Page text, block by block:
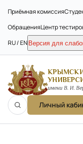
Приёмная комиссия
ОбращенияЦентр
RU / EN Версия для
имени В. И.
Личный